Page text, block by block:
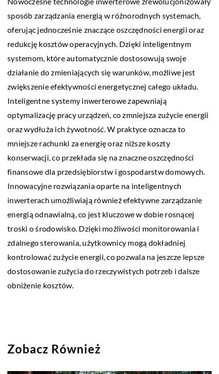
sposób zarządzania energią w różnorodnych systemach,
oferując jednocześnie znaczące oszczędności energii oraz
redukcję kosztów operacyjnych. Dzięki inteligentnym
systemom, które automatycznie dostosowują swoje
działanie do zmieniających się warunków, możliwe jest
zwiększenie efektywności energetycznej całego układu.
Inteligentne systemy inwerterowe zapewniają
optymalizację pracy urządzeń, co zmniejsza zużycie energii
oraz wydłuża ich żywotność. W praktyce oznacza to
mniejsze rachunki za energię oraz niższe koszty
konserwacji, co przekłada się na znaczne oszczędności
finansowe dla przedsiębiorstw i gospodarstw domowych.
Innowacyjne rozwiązania oparte na inteligentnych
inwerterach umożliwiają również efektywne zarządzanie
energią odnawialną, co jest kluczowe w dobie rosnącej
troski o środowisko. Dzięki możliwości monitorowania i
zdalnego sterowania, użytkownicy mogą dokładniej
kontrolować zużycie energii, co pozwala na jeszcze lepsze
dostosowanie zużycia do rzeczywistych potrzeb i dalsze
obniżenie kosztów.
Zobacz Również